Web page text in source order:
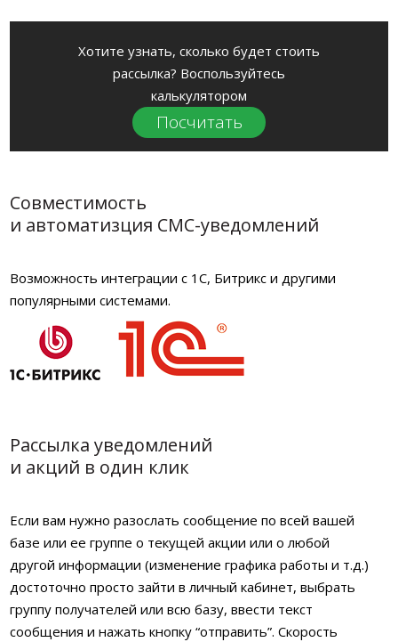
Хотите узнать, сколько будет стоить
рассылка? Воспользуйтесь
калькулятором
Посчитать
Совместимость
и автоматизция СМС-уведомлений
Возможность интеграции с 1С, Битрикс и другими
популярными системами.
Рассылка уведомлений
и акций в один клик
Если вам нужно разослать сообщение по всей вашей
базе или ее группе о текущей акции или о любой
другой информации (изменение графика работы и т.д.)
достоточно просто зайти в личный кабинет, выбрать
группу получателей или всю базу, ввести текст
сообщения и нажать кнопку “отправить”. Скорость